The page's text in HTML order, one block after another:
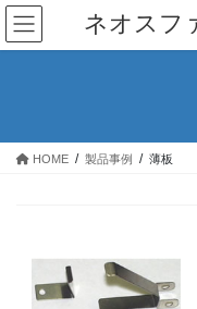
コ
ン
テ
ス
ナ
ビ
ゲ
ン
ネオスフ
HOME 製品事例 薄板